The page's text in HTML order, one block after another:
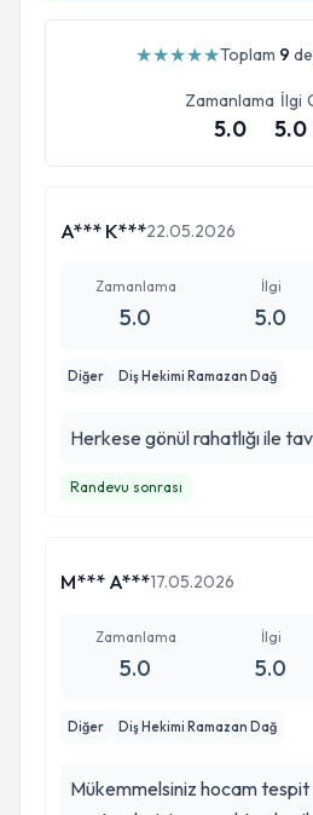
★★★★★Toplam 9
Zamanlama
5.0
İlgi
5.0
A*** K***22.05.2026
Zamanlama
5.0
İlgi
5.0
Diğer Diş Hekimi Ramazan Dağ
Herkese gönül rahatlığı ile
Randevu sonrası
M*** A***17.05.2026
Zamanlama
5.0
İlgi
5.0
Diğer Diş Hekimi Ramazan Dağ
Mükemmelsiniz hocam